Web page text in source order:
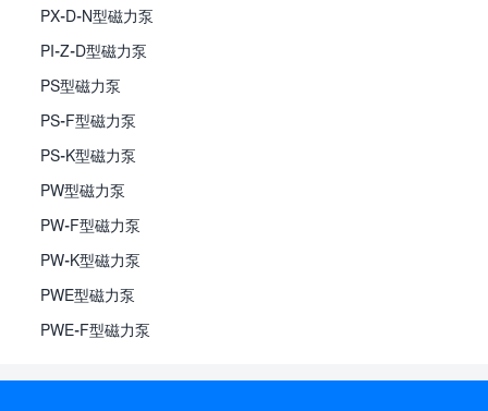
PX-D-N型磁力泵
PI-Z-D型磁力泵
PS型磁力泵
PS-F型磁力泵
PS-K型磁力泵
PW型磁力泵
PW-F型磁力泵
PW-K型磁力泵
PWE型磁力泵
PWE-F型磁力泵